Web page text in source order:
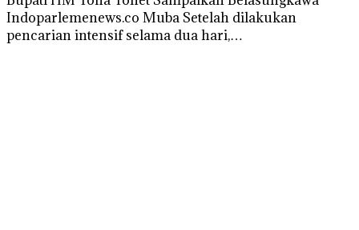
Indoparlemenews.co Muba Setelah dilakukan
pencarian intensif selama dua hari,…